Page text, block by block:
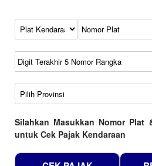
Kode Plat Kendaraan
No Plat
No Seri
No Rangka
Wilayah
Silahkan Masukkan Nomor Plat
untuk Cek Pajak Kendaraan